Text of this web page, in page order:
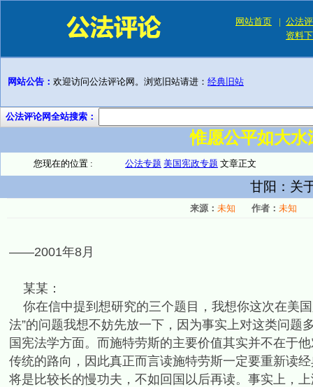
网站首页 | 公法
资料
网站公告： 欢迎访问公法评论网。浏览旧站请进： 经典旧站
公法评论网全站搜索：
惟愿公平如大
您现在的位置 : 公法专题 美国宪政专题 文章正文
甘阳：关
来源： 未知 作者： 未知
——2001年8月
某某：
你在信中提到想研究的三个题目，我想你这次在美
法”的问题我想不妨先放一下，因为事实上对这类问题
国宪法学方面。而施特劳斯的主要价值其实并不在于
传统的路向，因此真正而言读施特劳斯一定要重新读
将是比较长的慢功夫，不如回国以后再读。事实上，